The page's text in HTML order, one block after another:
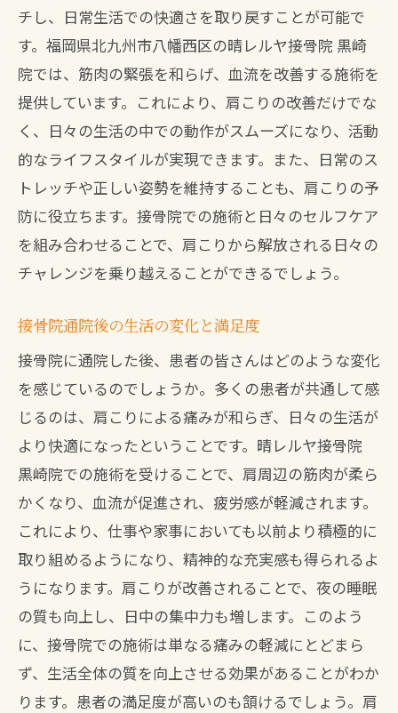
チし、日常生活での快適さを取り戻すことが可能で
す。福岡県北九州市八幡西区の晴レルヤ接骨院 黒崎
院では、筋肉の緊張を和らげ、血流を改善する施術を
提供しています。これにより、肩こりの改善だけでな
く、日々の生活の中での動作がスムーズになり、活動
的なライフスタイルが実現できます。また、日常のス
トレッチや正しい姿勢を維持することも、肩こりの予
防に役立ちます。接骨院での施術と日々のセルフケア
を組み合わせることで、肩こりから解放される日々の
チャレンジを乗り越えることができるでしょう。
接骨院通院後の生活の変化と満足度
接骨院に通院した後、患者の皆さんはどのような変化
を感じているのでしょうか。多くの患者が共通して感
じるのは、肩こりによる痛みが和らぎ、日々の生活が
より快適になったということです。晴レルヤ接骨院
黒崎院での施術を受けることで、肩周辺の筋肉が柔ら
かくなり、血流が促進され、疲労感が軽減されます。
これにより、仕事や家事においても以前より積極的に
取り組めるようになり、精神的な充実感も得られるよ
うになります。肩こりが改善されることで、夜の睡眠
の質も向上し、日中の集中力も増します。このよう
に、接骨院での施術は単なる痛みの軽減にとどまら
ず、生活全体の質を向上させる効果があることがわか
ります。患者の満足度が高いのも頷けるでしょう。肩